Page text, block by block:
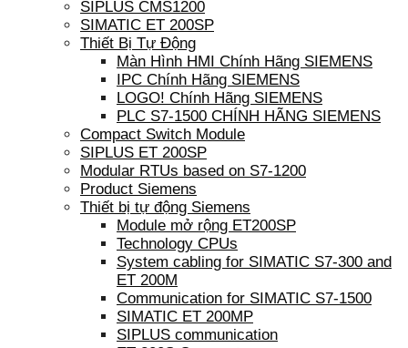
SIPLUS CMS1200
SIMATIC ET 200SP
Thiết Bị Tự Động
Màn Hình HMI Chính Hãng SIEMENS
IPC Chính Hãng SIEMENS
LOGO! Chính Hãng SIEMENS
PLC S7-1500 CHÍNH HÃNG SIEMENS
Compact Switch Module
SIPLUS ET 200SP
Modular RTUs based on S7-1200
Product Siemens
Thiết bị tự động Siemens
Module mở rộng ET200SP
Technology CPUs
System cabling for SIMATIC S7-300 and
ET 200M
Communication for SIMATIC S7-1500
SIMATIC ET 200MP
SIPLUS communication